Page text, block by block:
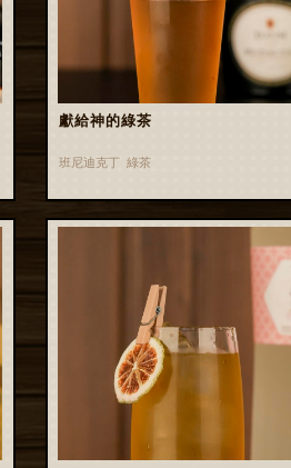
獻給神的綠茶
班尼迪克丁 綠茶